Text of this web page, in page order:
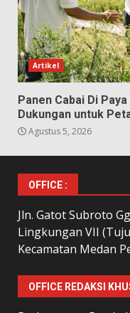
Artikel
Panen Cabai Di
Dukungan untuk
Agustus 5, 2026
OFFICE :
Jln. Gatot Subroto
Lingkungan VII
Kecamatan Medan
OFFICE REDAKSI